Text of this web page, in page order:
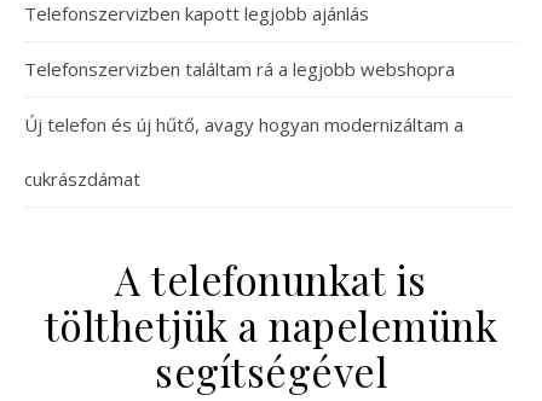
Telefonszervizben kapott legjobb ajánlás
Telefonszervizben találtam rá a legjobb webshopra
Új telefon és új hűtő, avagy hogyan modernizáltam a
cukrászdámat
A telefonunkat is
tölthetjük a napelemünk
segítségével